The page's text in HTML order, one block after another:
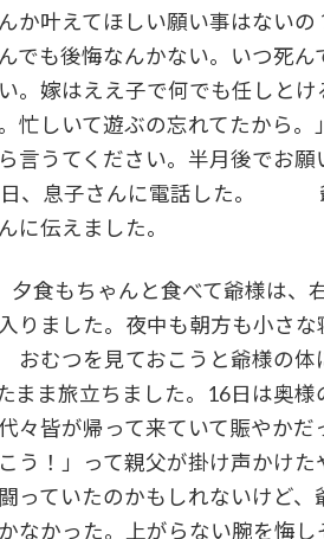
か叶えてほしい願い事はない
んでも後悔なんかない。いつ死
。嫁はええ子で何でも任しと
忙しいて遊ぶの忘れてたから
言うてください。半月後でお
日、息子さんに電話した。 爺
に伝えました。
夕食もちゃんと食べて爺様は、
りました。夜中も朝方も小さ
おむつを見ておこうと爺様の体
まま旅立ちました。16日は奥
々皆が帰って来ていて賑やかだ
こう！」って親父が掛け声かけ
っていたのかもしれないけど
なかった。上がらない腕を悔